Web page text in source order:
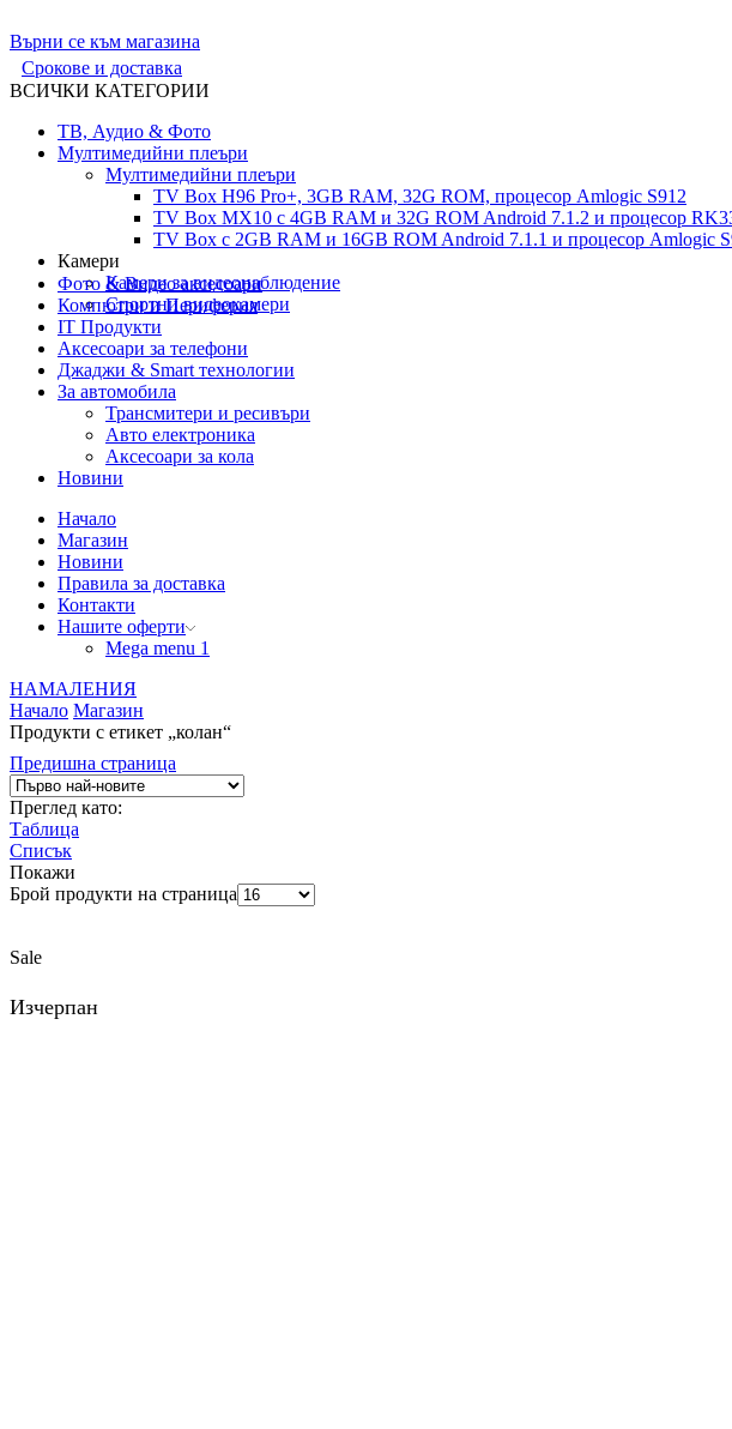
Върни се към магазина
Срокове и доставка
ВСИЧКИ КАТЕГОРИИ
ТВ, Аудио & Фото
Мултимедийни плеъри
Мултимедийни плеъри
TV Box H96 Pro+, 3GB RAM, 32G ROM, процесор Amlogic S912
TV Box MX10 с 4GB RAM и 32G ROM Android 7.1.2 и процесор
TV Box с 2GB RAM и 16GВ ROM Android 7.1.1 и процесор Amlogic
Камери
Камери за видеонаблюдение
Спортни видеокамери
Фото & Видео аксесоари
Компютри и Периферия
IT Продукти
Аксесоари за телефони
Джаджи & Smart технологии
За автомобила
Трансмитери и ресивъри
Авто електроника
Аксесоари за кола
Новини
Начало
Магазин
Новини
Правила за доставка
Контакти
Нашите оферти
Mega menu 1
НАМАЛЕНИЯ
Начало Магазин
Продукти с етикет „колан“
Предишна страница
Преглед като:
Таблица
Списък
Покажи
Брой продукти на страница
Sale
Изчерпан